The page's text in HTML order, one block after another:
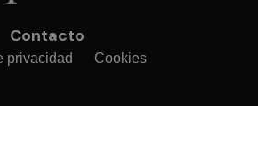
Contacto
privacidad Cookies